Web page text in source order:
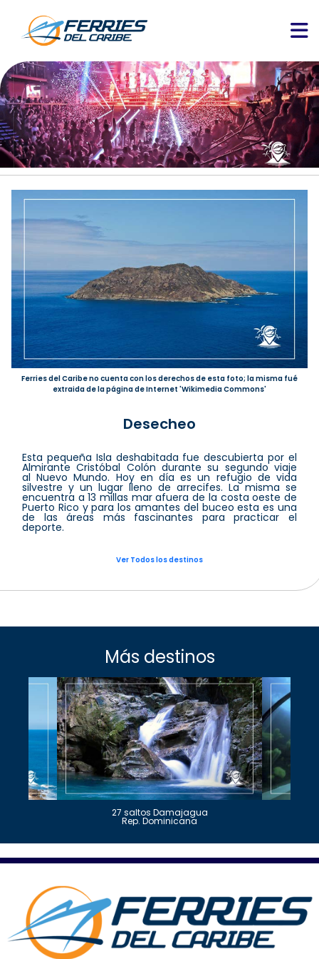
Ferries del Caribe no cuenta con los derechos de esta foto; la misma fué
extraida de la página de Internet 'Wikimedia Commons'
Desecheo
Esta pequeña Isla deshabitada fue descubierta por el
Almirante Cristóbal Colón durante su segundo viaje
al Nuevo Mundo. Hoy en día es un refugio de vida
silvestre y un lugar lleno de arrecifes. La misma se
encuentra a 13 millas mar afuera de la costa oeste de
Puerto Rico y para los amantes del buceo esta es una
de las áreas más fascinantes para practicar el
deporte.
Ver Todos los destinos
Más destinos
27 saltos Damajagua
Rep. Dominicana